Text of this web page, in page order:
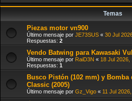
Temas
Piezas motor vn900
Último mensaje por JE73SUS « 30 Jul
Respuestas: 2
Vendo Batwing para Kawasaki
Último mensaje por RaiD3N « 18 Jul 2026,
Respuestas: 1
​Busco Pistón (102 mm) y Bomba
Classic (2005)
Último mensaje por Gz_Vigo « 11 Jul